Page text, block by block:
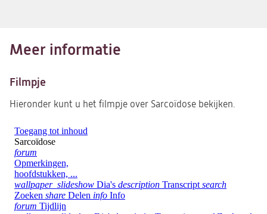
Meer informatie
Filmpje
Hieronder kunt u het filmpje over Sarcoïdose bekijken.